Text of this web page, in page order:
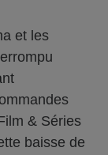
et les
& Séries
baisse de